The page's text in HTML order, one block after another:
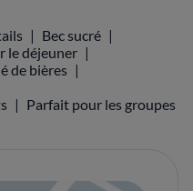
Bec sucré
le déjeuner
de bières
Parfait pour les groupes